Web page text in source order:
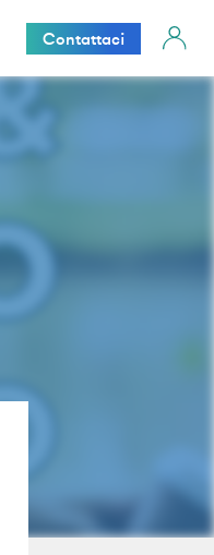
Contattaci